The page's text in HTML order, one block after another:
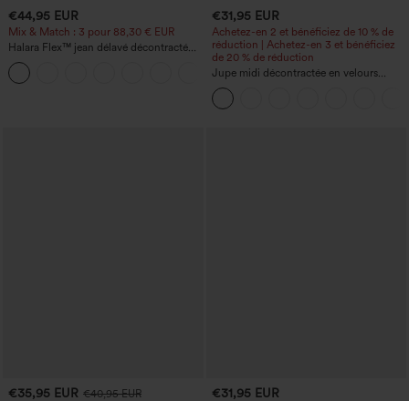
€44,95 EUR
Mix & Match : 3 pour 88,30 € EUR
Halara Flex™ jean délavé décontracté
taille haute à poches, coupe baggy à
jambe large
+2
€31,95 EUR
Achetez-en 2 et bénéficiez de 10 % de
réduction | Achetez-en 3 et bénéficiez
de 20 % de réduction
Jupe midi décontractée en velours
côtelé, taille mi-haute, poches avant
latérales à rabat
€35,95 EUR €40,95 EUR
€31,95 EUR